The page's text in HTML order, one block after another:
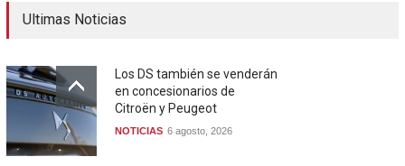
Ultimas Noticias
Los DS también se venderán
en concesionarios de
Citroën y Peugeot
NOTICIAS 6 agosto, 2026